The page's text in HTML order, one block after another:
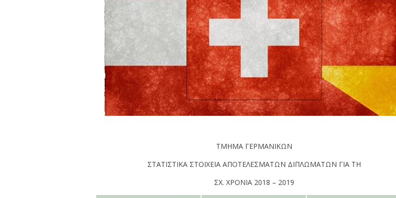
ΤΜΗΜΑ ΓΕΡΜΑΝΙΚΩΝ
ΣΤΑΤΙΣΤΙΚΑ ΣΤΟΙΧΕΙΑ ΑΠΟΤΕΛΕΣΜΑΤΩΝ ΔΙΠΛΩΜΑΤΩΝ ΓΙΑ ΤΗ
ΣΧ. ΧΡΟΝΙΑ 2018 – 2019